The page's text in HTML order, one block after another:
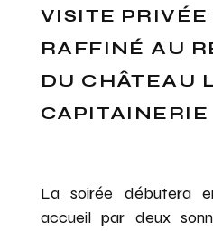
VISITE
RAFFINÉ AU
DU CHÂTEAU
CAPITAINERIE
La soirée débutera
accueil par deux